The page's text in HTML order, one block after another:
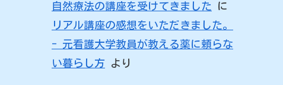
自然療法の講座を受けてきました
に
リアル講座の感想をいただきました。
- 元看護大学教員が教える薬に頼らな
い暮らし方 より